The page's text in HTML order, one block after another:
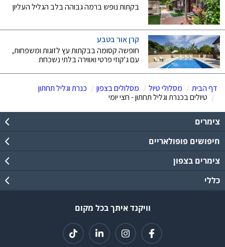
דף הבית מסלולי טיול מסלולים בצפון
כנרת וגליל תחתון
טיולים בכנרת וגליל תחתון - חצי יומי
בקתות נופש ברמה גבוהה בלב הגליל העליון
קרן אור בטבע
חופשה קסומה בבקתות עץ לזוגות ומשפחות,
עם ג'קוזי פרטי ואווירה בלתי נשכחת
צימרים
חיפושים פופולאריים
צימרים בצפון
כללי
וויקנד איתך בכל מקום